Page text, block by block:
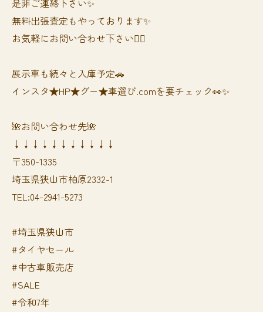
是非ご連絡下さい✨
無料出張査定もやっております✨
お気軽にお問い合わせ下さい🙆‍♀️
展示車も続々と入庫予定🚗
インスタ★HP★グー★車選び.comを要チェック👀✨
🌺お問い合わせ先🌺
↓↓↓↓↓↓↓↓↓↓↓
〒350-1335
埼玉県狭山市柏原2332-1
TEL:04-2941-5273
#埼玉県狭山市
#タイヤセール
#中古車販売店
#SALE
#令和7年